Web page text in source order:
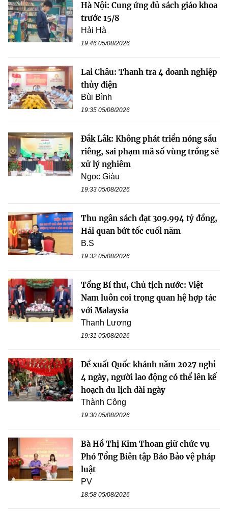
Hà Nội: Cung ứng đủ sách giáo khoa
trước 15/8
Hải Hà
19:46 05/08/2026
Lai Châu: Thanh tra 4 doanh nghiệp
thủy điện
Bùi Bình
19:35 05/08/2026
Đắk Lắk: Không phát triển nóng sầu
riêng, sai phạm mã số vùng trồng sẽ
xử lý nghiêm
Ngọc Giàu
19:33 05/08/2026
Thu ngân sách đạt 309.994 tỷ đồng,
Hải quan bứt tốc cuối năm
B.S
19:32 05/08/2026
Tổng Bí thư, Chủ tịch nước: Việt
Nam luôn coi trọng quan hệ hợp tác
với Malaysia
Thanh Lương
19:31 05/08/2026
Đề xuất Quốc khánh năm 2027 nghỉ
4 ngày, người lao động có thể lên kế
hoạch du lịch dài ngày
Thành Công
19:30 05/08/2026
Bà Hồ Thị Kim Thoan giữ chức vụ
Phó Tổng Biên tập Báo Bảo vệ pháp
luật
PV
18:58 05/08/2026